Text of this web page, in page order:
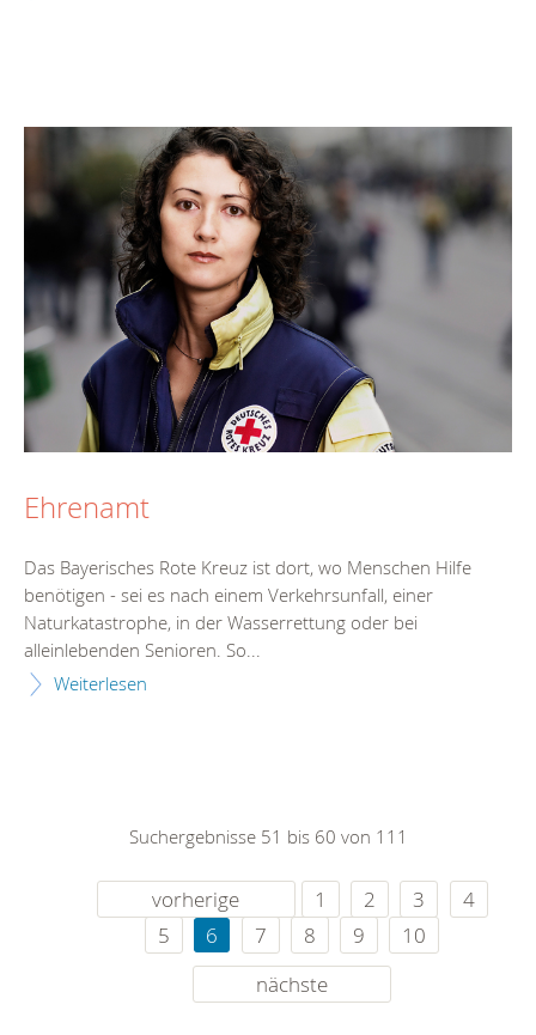
Ehrenamt
Das Bayerisches Rote Kreuz ist dort, wo Menschen Hilfe
benötigen - sei es nach einem Verkehrsunfall, einer
Naturkatastrophe, in der Wasserrettung oder bei
alleinlebenden Senioren. So...
Weiterlesen
Suchergebnisse 51 bis 60 von 111
vorherige 1 2 3
4
5
6 7 8 9
10
nächste